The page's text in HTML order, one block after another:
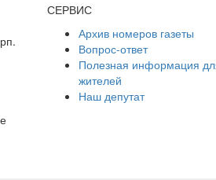
СЕРВИС
Архив номеров газеты
Вопрос-ответ
Полезная информация
жителей
Наш депутат